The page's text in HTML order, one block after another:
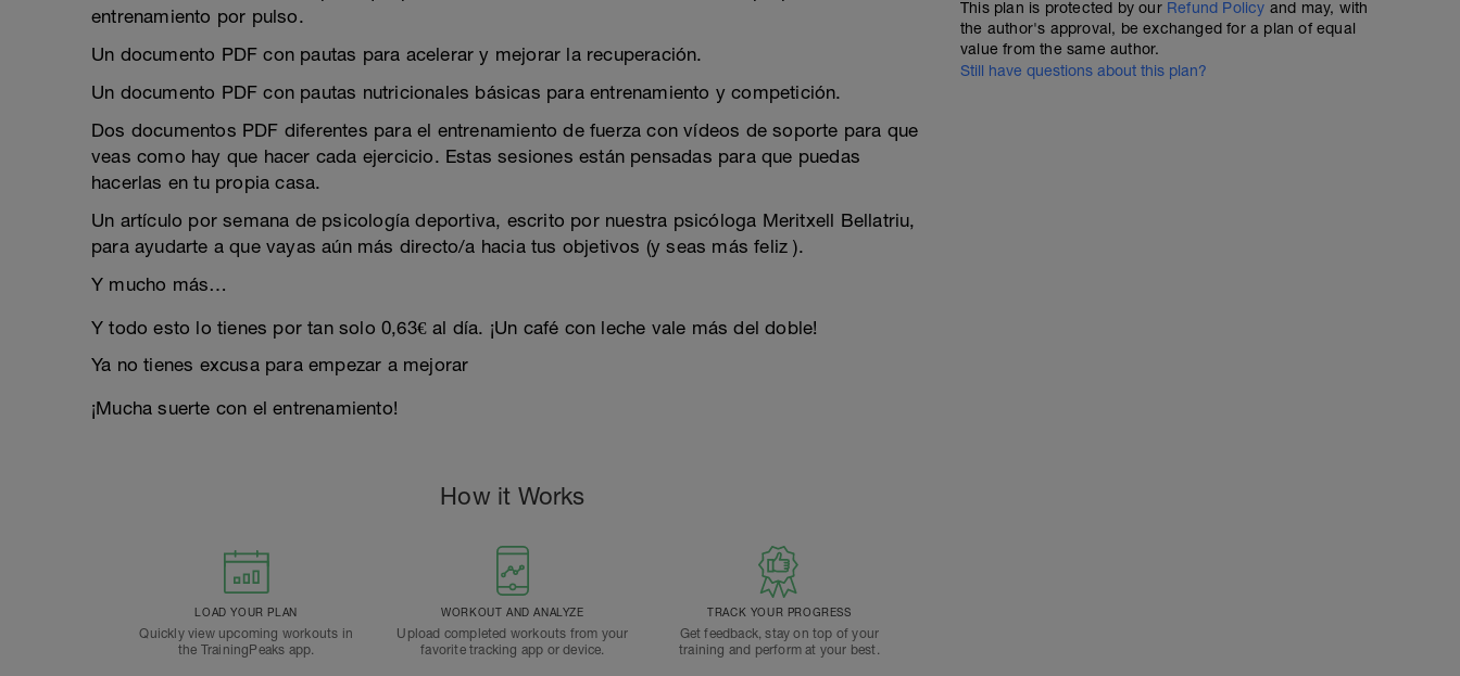
entrenamiento por pulso.
Un documento PDF con pautas para acelerar y mejorar la recuperación.
Un documento PDF con pautas nutricionales básicas para entrenamiento y competición.
Dos documentos PDF diferentes para el entrenamiento de fuerza con vídeos de soporte para que
veas como hay que hacer cada ejercicio. Estas sesiones están pensadas para que puedas
hacerlas en tu propia casa.
Un artículo por semana de psicología deportiva, escrito por nuestra psicóloga Meritxell Bellatriu,
para ayudarte a que vayas aún más directo/a hacia tus objetivos (y seas más feliz ).
Y mucho más…
Y todo esto lo tienes por tan solo 0,63€ al día. ¡Un café con leche vale más del doble!
Ya no tienes excusa para empezar a mejorar
¡Mucha suerte con el entrenamiento!
How it Works
LOAD YOUR PLAN
Quickly view upcoming workouts in
the TrainingPeaks app.
WORKOUT AND ANALYZE
Upload completed workouts from your
favorite tracking app or device.
TRACK YOUR PROGRESS
Get feedback, stay on top of your
training and perform at your best.
This plan is protected by our Refund Policy and may, with
the author's approval, be exchanged for a plan of equal
value from the same author.
Still have questions about this plan?